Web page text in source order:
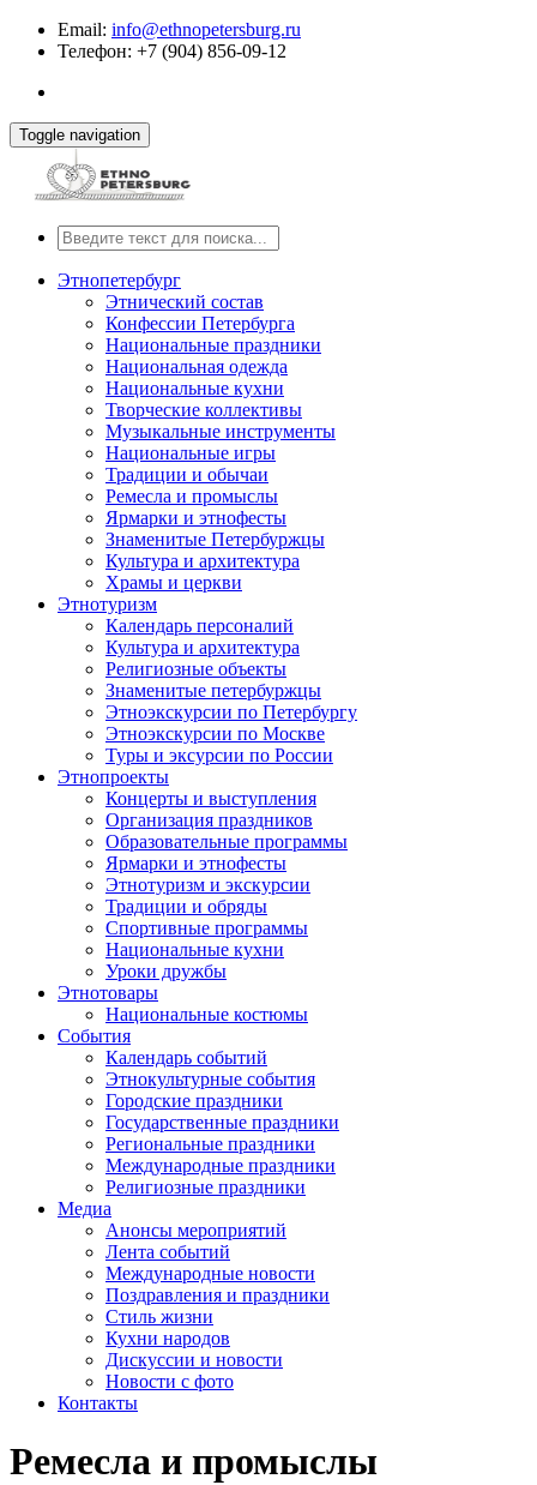
Email: info@ethnopetersburg.ru
Телефон: +7 (904) 856-09-12
Toggle navigation
Этнопетербург
Этнический состав
Конфессии Петербурга
Национальные праздники
Национальная одежда
Национальные кухни
Творческие коллективы
Музыкальные инструменты
Национальные игры
Традиции и обычаи
Ремесла и промыслы
Ярмарки и этнофесты
Знаменитые Петербуржцы
Культура и архитектура
Храмы и церкви
Этнотуризм
Календарь персоналий
Культура и архитектура
Религиозные объекты
Знаменитые петербуржцы
Этноэкскурсии по Петербургу
Этноэкскурсии по Москве
Туры и эксурсии по России
Этнопроекты
Концерты и выступления
Организация праздников
Образовательные программы
Ярмарки и этнофесты
Этнотуризм и экскурсии
Традиции и обряды
Спортивные программы
Национальные кухни
Уроки дружбы
Этнотовары
Национальные костюмы
События
Календарь событий
Этнокультурные события
Городские праздники
Государственные праздники
Региональные праздники
Международные праздники
Религиозные праздники
Медиа
Анонсы мероприятий
Лента событий
Международные новости
Поздравления и праздники
Cтиль жизни
Кухни народов
Дискуссии и новости
Новости с фото
Контакты
Ремесла и промыслы